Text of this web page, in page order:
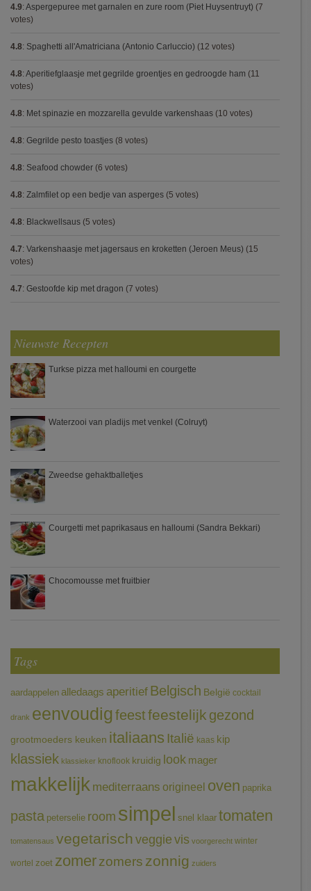
4.9: Aspergepuree met garnalen en zure room (Piet Huysentruyt) (7
votes)
4.8: Spaghetti all'Amatriciana (Antonio Carluccio) (12 votes)
4.8: Aperitiefglaasje met gegrilde groentjes en gedroogde ham (11
votes)
4.8: Met spinazie en mozzarella gevulde varkenshaas (10 votes)
4.8: Gegrilde pesto toastjes (8 votes)
4.8: Seafood chowder (6 votes)
4.8: Zalmfilet op een bedje van asperges (5 votes)
4.8: Blackwellsaus (5 votes)
4.7: Varkenshaasje met jagersaus en kroketten (Jeroen Meus) (15
votes)
4.7: Gestoofde kip met dragon (7 votes)
Nieuwste Recepten
Turkse pizza met halloumi en courgette
Waterzooi van pladijs met venkel (Colruyt)
Zweedse gehaktballetjes
Courgetti met paprikasaus en halloumi (Sandra Bekkari)
Chocomousse met fruitbier
Tags
aardappelen alledaags aperitief Belgisch België cocktail
drank eenvoudigfeestfeestelijk gezond
grootmoeders keuken italiaans Italië kaas kip
klassiek klassieker knoflook kruidig look mager
makkelijk mediterraans origineel oven paprika
pasta peterselie room simpel snel klaar tomaten
tomatensaus vegetarischveggie vis voorgerecht winter
wortel zoet zomerzomers zonnig zuiders